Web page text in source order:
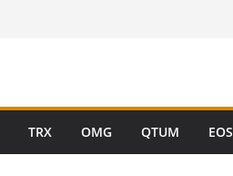
TRX OMG QTUM EOS